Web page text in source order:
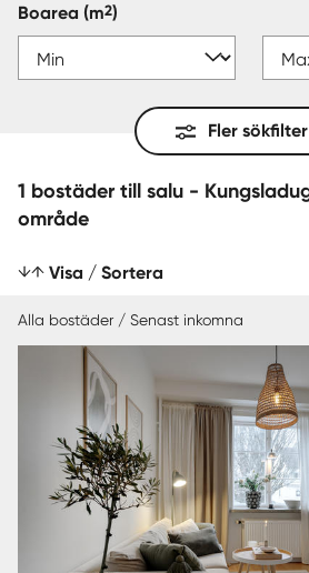
Boarea (m2)
Fler sökfilter
1 bostäder till salu - Kungsladugård, Göteborg —
område
Visa / Sortera
Alla bostäder / Senast inkomna